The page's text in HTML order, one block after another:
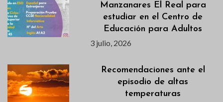
Manzanares El Real para
estudiar en el Centro de
Educación para Adultos
3 julio, 2026
Recomendaciones ante el
episodio de altas
temperaturas